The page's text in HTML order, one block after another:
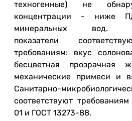
техногенные) не
концентрации - ниже
минеральных вод.
показатели
требованиям: вкус
бесцветная прозрачная
механические примеси и
Санитарно-
соответствуют
01 и ГОСТ 13273-88.